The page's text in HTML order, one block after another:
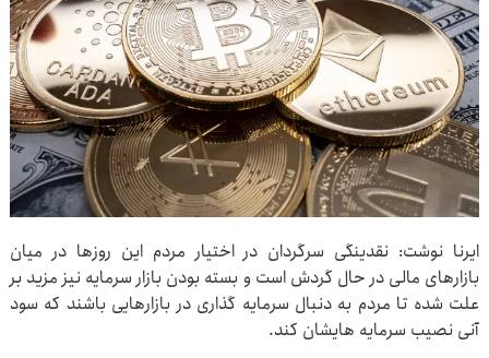
ایرنا نوشت: نقدینگی سرگردان در اختیار مردم این روزها در میان
بازارهای مالی در حال گردش است و بسته بودن بازار سرمایه نیز مزید بر
علت شده تا مردم به دنبال سرمایه گذاری در بازارهایی باشند که سود
آنی نصیب سرمایه هایشان کند.